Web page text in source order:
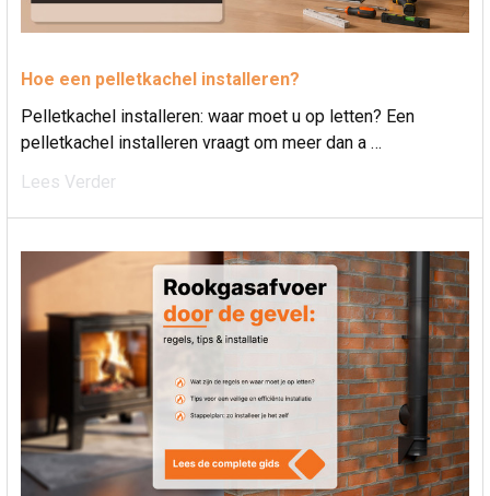
Hoe een pelletkachel installeren?
Pelletkachel installeren: waar moet u op letten? Een
pelletkachel installeren vraagt om meer dan a …
Lees Verder